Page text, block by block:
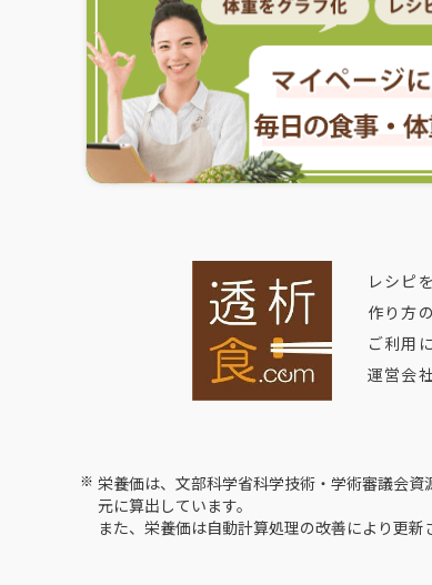
レシピ
作り方
ご利用
運営会社
※ 栄養価は、文部科学省科学技術・学術審議会
元に算出しています。
また、栄養価は自動計算処理の改善により更新